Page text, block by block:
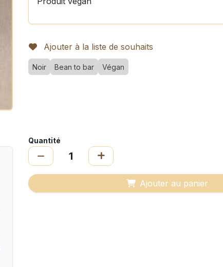
Ajouter à la liste de souhaits
Noir Bean to bar Végan
Quantité
Ajouter au panier